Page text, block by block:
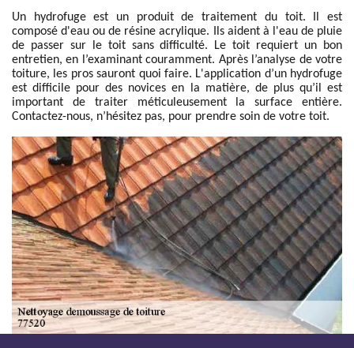
Un hydrofuge est un produit de traitement du toit. Il est
composé d'eau ou de résine acrylique. Ils aident à l'eau de pluie
de passer sur le toit sans difficulté. Le toit requiert un bon
entretien, en l’examinant couramment. Après l’analyse de votre
toiture, les pros sauront quoi faire. L'application d’un hydrofuge
est difficile pour des novices en la matière, de plus qu’il est
important de traiter méticuleusement la surface entière.
Contactez-nous, n’hésitez pas, pour prendre soin de votre toit.